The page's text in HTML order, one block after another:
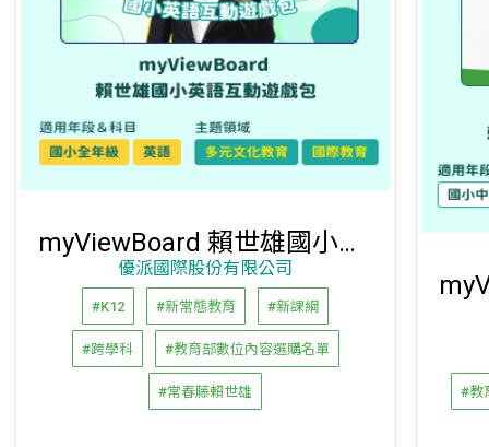
myViewBoard 賴世雄國小英語互動遊戲包
優派國際股份有限公司
#K12 #新常態教育 #新課綱
#跨學科 #教育部數位內容選購名單
#常春藤賴世雄 #教